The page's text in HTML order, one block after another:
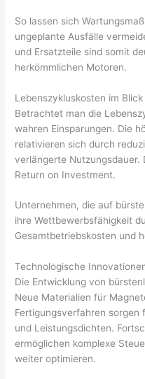
So lassen sich
ungeplante Ausfälle
und Ersatzteile sind somit
herkömmlichen Motoren.
Lebenszykluskosten im Blick
Betrachtet man die
wahren Einsparungen. Die
relativieren sich durch
verlängerte Nutzungsdauer.
Return on Investment.
Unternehmen, die auf
ihre Wettbewerbsfähigkeit
Gesamtbetriebskosten und
Technologische
Die Entwicklung von
Neue Materialien für
Fertigungsverfahren sorgen
und Leistungsdichten.
ermöglichen komplexe
weiter optimieren.